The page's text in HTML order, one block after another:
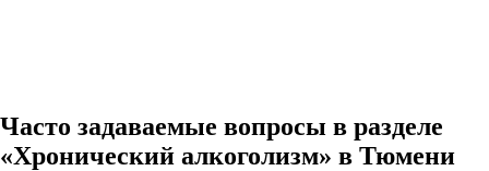
Часто задаваемые вопросы в разделе
«Хронический алкоголизм» в Тюмени